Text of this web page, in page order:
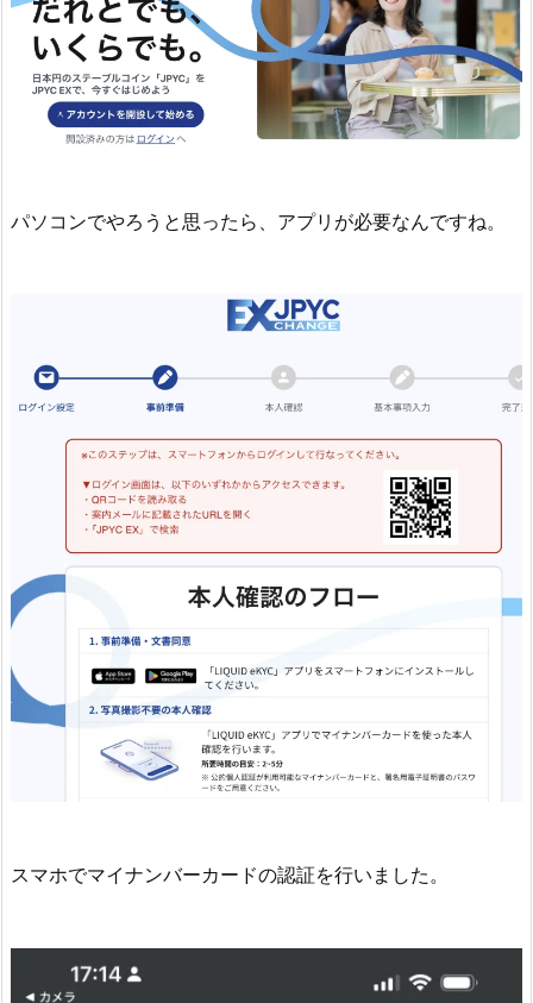
パソコンでやろうと思ったら、アプリが必要なんですね。
スマホでマイナンバーカードの認証を行いました。